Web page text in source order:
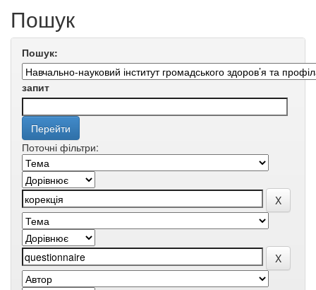
Пошук
Пошук:
запит
Поточні фільтри: